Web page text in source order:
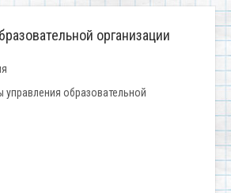
организации
управления образовательной